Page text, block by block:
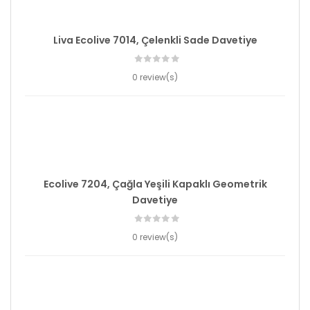
Liva Ecolive 7014, Çelenkli Sade Davetiye
0 review(s)
Ecolive 7204, Çağla Yeşili Kapaklı Geometrik
Davetiye
0 review(s)